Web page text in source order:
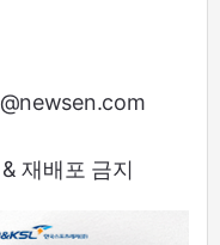
재배포 금지